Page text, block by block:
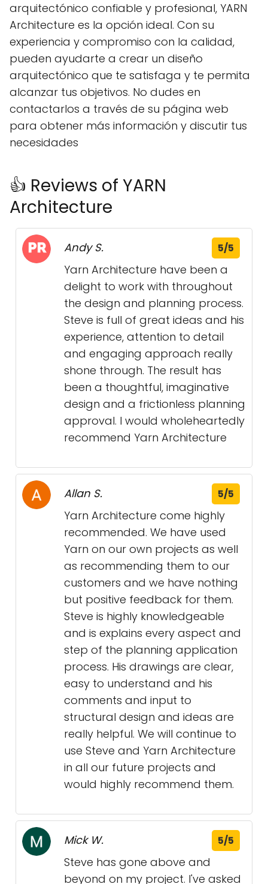
arquitectónico confiable y profesional, YARN
Architecture es la opción ideal. Con su
experiencia y compromiso con la calidad,
pueden ayudarte a crear un diseño
arquitectónico que te satisfaga y te permita
alcanzar tus objetivos. No dudes en
contactarlos a través de su página web
para obtener más información y discutir tus
necesidades
👍 Reviews of YARN
Architecture
Andy S. 5/5
Yarn Architecture have been a
delight to work with throughout
the design and planning process.
Steve is full of great ideas and his
experience, attention to detail
and engaging approach really
shone through. The result has
been a thoughtful, imaginative
design and a frictionless planning
approval. I would wholeheartedly
recommend Yarn Architecture
Allan S. 5/5
Yarn Architecture come highly
recommended. We have used
Yarn on our own projects as well
as recommending them to our
customers and we have nothing
but positive feedback for them.
Steve is highly knowledgeable
and is explains every aspect and
step of the planning application
process. His drawings are clear,
easy to understand and his
comments and input to
structural design and ideas are
really helpful. We will continue to
use Steve and Yarn Architecture
in all our future projects and
would highly recommend them.
Mick W. 5/5
Steve has gone above and
beyond on my project. I've asked